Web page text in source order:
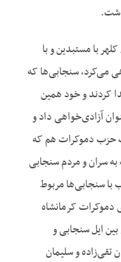
با مستبدین و با
می‌‌کرد، سنجابی‌‌ها که
کردند و خود همین
آزادی‌‌خواهی داد و
حزب دموکرات هم که
سران و مردم سنجابی
با سنجابی‌‌ها مربوط
دموکرات کرمانشاه
ایل سنجابی و
تقی‌‌زاده و سلیمان